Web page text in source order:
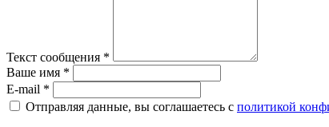
Текст сообщения *
Ваше имя *
E-mail *
Отправляя данные, вы соглашаетесь с политикой